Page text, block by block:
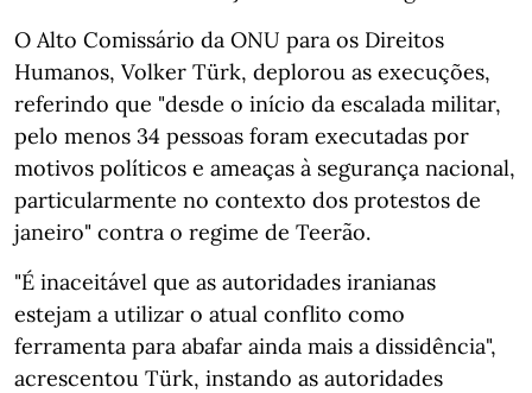
O Alto Comissário da ONU para os Direitos
Humanos, Volker Türk, deplorou as execuções,
referindo que "desde o início da escalada militar,
pelo menos 34 pessoas foram executadas por
motivos políticos e ameaças à segurança nacional,
particularmente no contexto dos protestos de
janeiro" contra o regime de Teerão.
"É inaceitável que as autoridades iranianas
estejam a utilizar o atual conflito como
ferramenta para abafar ainda mais a dissidência",
acrescentou Türk, instando as autoridades